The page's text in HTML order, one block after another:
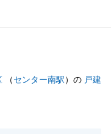
隣地の方とのご調
ければお引渡しま
がございました
（センター南駅）の 戸建